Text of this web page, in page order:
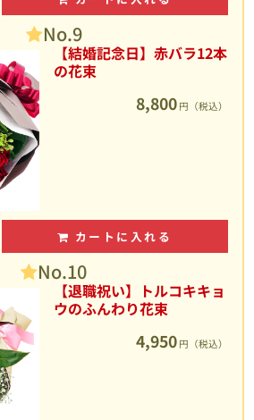
No.9
【結婚記念日】赤バラ12本
の花束
8,800 円（税込）
カートに入れる
No.10
【退職祝い】トルコキキョ
ウのふんわり花束
4,950 円（税込）